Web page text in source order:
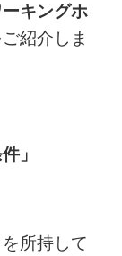
ーキングホ
紹介しま
」
所持して